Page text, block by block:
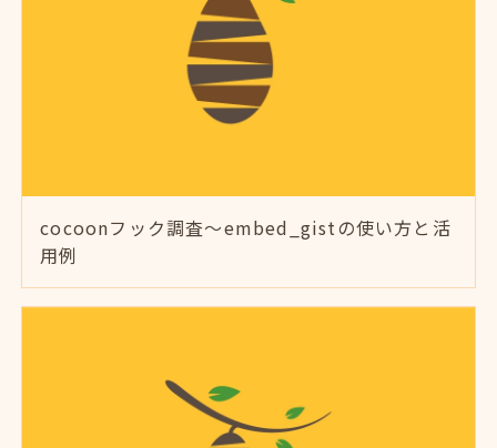
cocoonフック調査～embed_gistの使い方と活
用例